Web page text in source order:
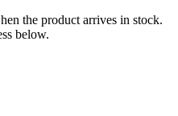
the product arrives in stock.
below.